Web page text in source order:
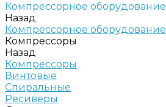
Компрессорное оборудование
Назад
Компрессорное оборудование
Компрессоры
Назад
Компрессоры
Винтовые
Спиральные
Ресиверы